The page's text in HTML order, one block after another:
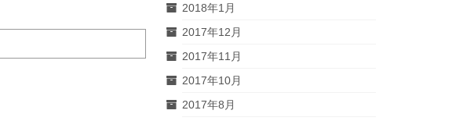
2018年1月
2017年12月
2017年11月
2017年10月
2017年8月